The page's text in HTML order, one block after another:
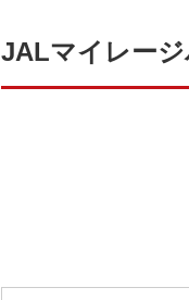
JALマイレー